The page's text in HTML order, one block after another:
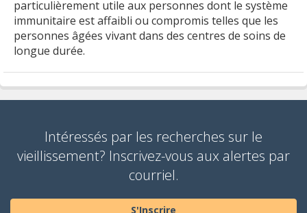
particulièrement utile aux personnes dont le système
immunitaire est affaibli ou compromis telles que les
personnes âgées vivant dans des centres de soins de
longue durée.
Intéressés par les recherches sur le
vieillissement? Inscrivez-vous aux alertes par
courriel.
S'Inscrire